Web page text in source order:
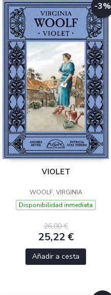
-3%
VIOLET
WOOLF, VIRGINIA
Disponibilidad inmediata
26,00 €
25,22 €
Añadir a cesta